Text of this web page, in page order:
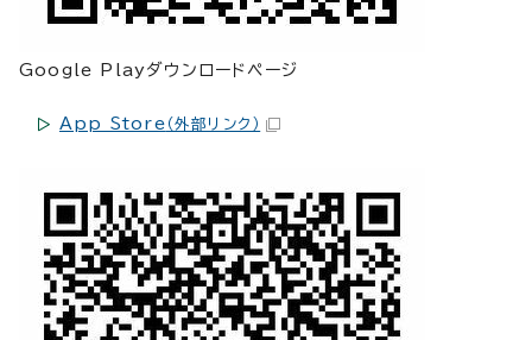
Google Playダウンロードページ
App Store （外部リンク）